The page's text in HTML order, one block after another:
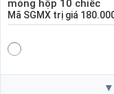
mỏng hộp 10 chiếc
Mã SGMX trị giá